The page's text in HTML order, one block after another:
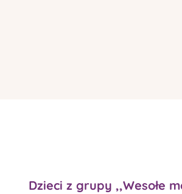
Dzieci z grupy ,,Wesołe